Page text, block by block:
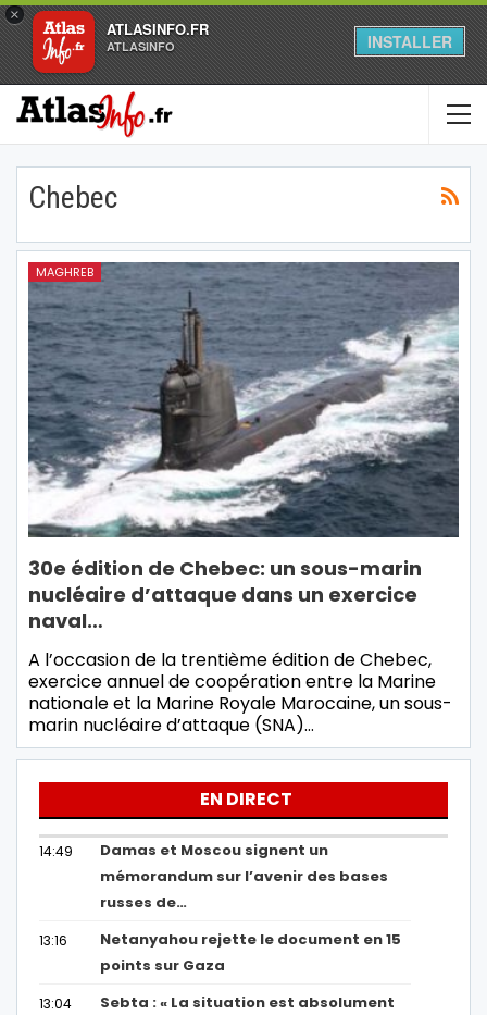
×
ATLASINFO.FR
ATLASINFO INSTALLER
Chebec
MAGHREB
30e édition de Chebec: un sous-marin
nucléaire d’attaque dans un exercice
naval…
A l’occasion de la trentième édition de Chebec,
exercice annuel de coopération entre la Marine
nationale et la Marine Royale Marocaine, un sous-
marin nucléaire d’attaque (SNA)…
EN DIRECT
14:49
Damas et Moscou signent un
mémorandum sur l’avenir des bases
russes de…
13:16
Netanyahou rejette le document en 15
points sur Gaza
13:04
Sebta : « La situation est absolument